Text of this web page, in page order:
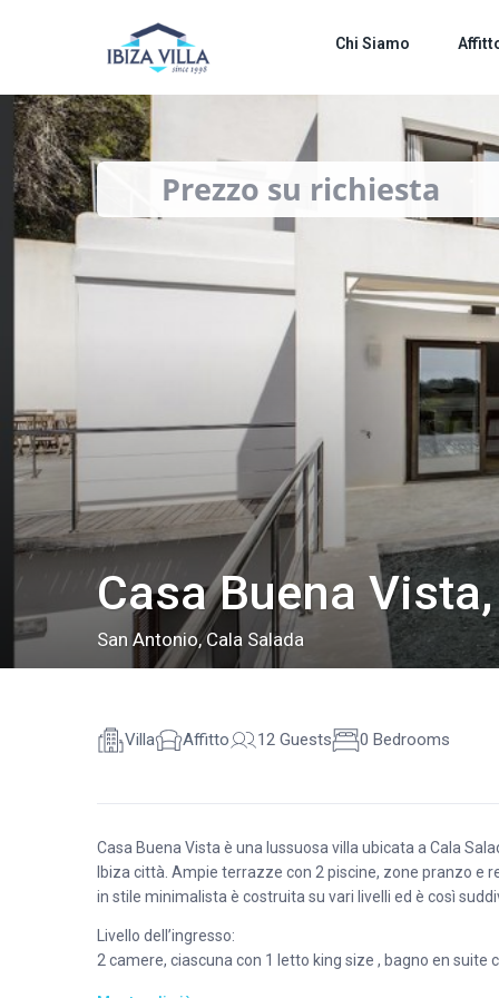
Chi Siamo
Casa Buena
San Antonio,Cala Salada
Villa Affitto 12 Guests 0 Bedrooms
Casa Buena Vista è una lussuosa villa ubicata a Cala
Ibiza città. Ampie terrazze con 2 piscine, zone pranzo e
in stile minimalista è costruita su vari livelli ed è così
Livello dell’ingresso:
2 camere, ciascuna con 1 letto king size , bagno en